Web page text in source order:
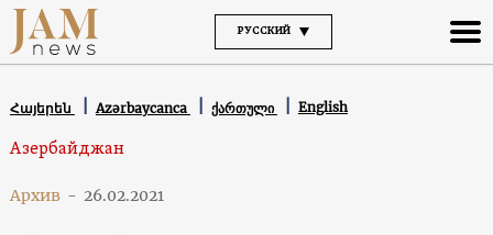
РУССКИЙ
Հայերեն Azərbaycanca ქართული English
Азербайджан
Архив - 26.02.2021